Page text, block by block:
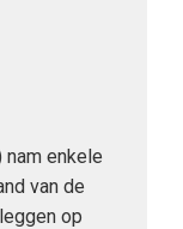
nam enkele
van de
op